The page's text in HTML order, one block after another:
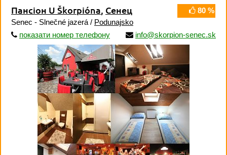
80 %
Пансіон U Škorpióna, Сенец
Senec - Slnečné jazerá / Podunajsko
показати номер телефону
info@skorpion-senec.sk